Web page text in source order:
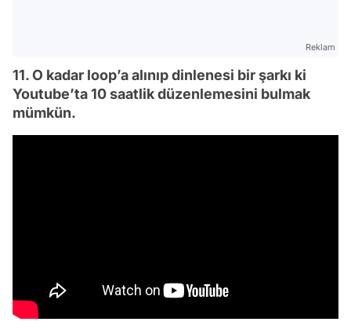
Reklam
11. O kadar loop’a alınıp dinlenesi bir şarkı ki
Youtube’ta 10 saatlik düzenlemesini bulmak
mümkün.